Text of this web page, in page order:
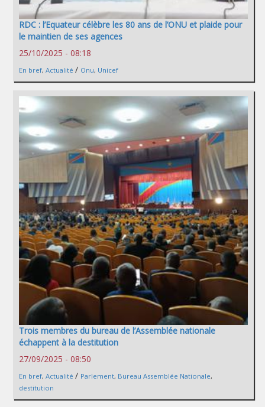
RDC : l’Equateur célèbre les 80 ans de l’ONU et plaide pour
le maintien de ses agences
25/10/2025 - 08:18
En bref, Actualité / Onu, Unicef
Trois membres du bureau de l’Assemblée nationale
échappent à la destitution
27/09/2025 - 08:50
En bref, Actualité / Parlement, Bureau Assemblée Nationale,
destitution